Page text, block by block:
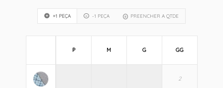
+1 PEÇA -1 PEÇA PREENCHER A QTDE
P M G GG